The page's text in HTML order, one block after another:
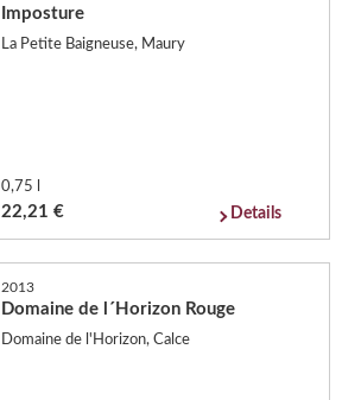
Imposture
La Petite Baigneuse, Maury
0,75 l
22,21 € Details
2013
Domaine de l´Horizon Rouge
Domaine de l'Horizon, Calce